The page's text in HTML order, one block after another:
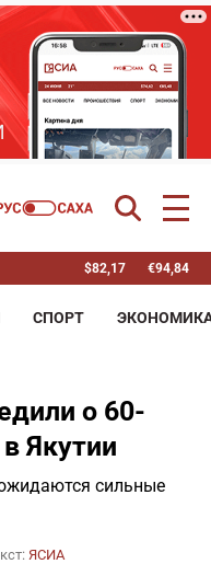
$82,17 €94,84
СПОРТ
о 60-
Якутии
сильные
ЯСИА